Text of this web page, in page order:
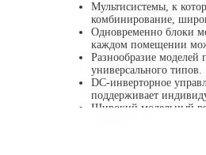
Мультисистемы, к
комбинирование,
Одновременно блоки
каждом помещении
Разнообразие моделей
универсального типов.
DC-инверторное
поддерживает
Широкий модельный